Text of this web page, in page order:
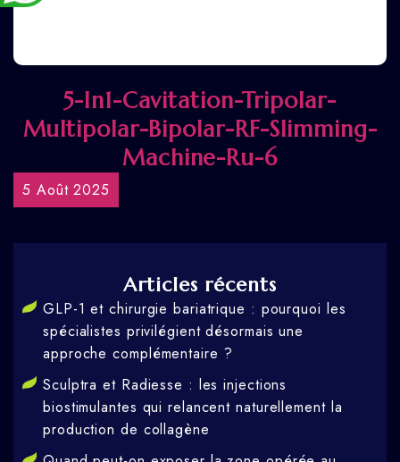
5-In1-Cavitation-Tripolar-
Multipolar-Bipolar-RF-Slimming-
Machine-Ru-6
5 Août 2025
Articles récents
GLP-1 et chirurgie bariatrique : pourquoi les
spécialistes privilégient désormais une
approche complémentaire ?
Sculptra et Radiesse : les injections
biostimulantes qui relancent naturellement la
production de collagène